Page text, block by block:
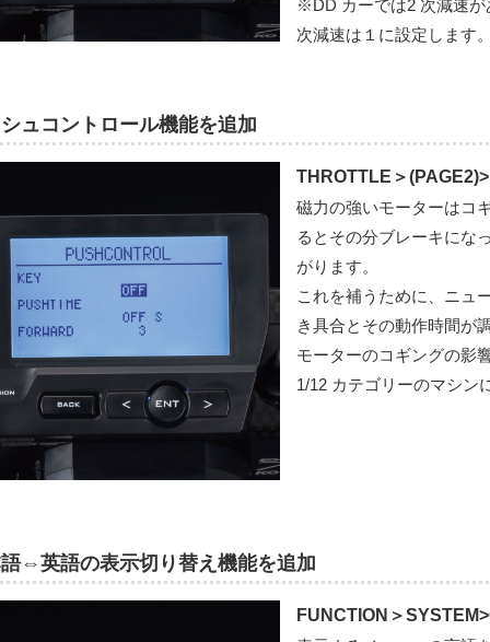
※DD カーでは2 次減速が
次減速は１に設定します
ュコントロール機能を追加
THROTTLE＞
磁力の強いモーターはコ
るとその分ブレーキにな
がります。
これを補うために、ニュ
き具合とその動作時間が
モーターのコギングの影
1/12 カテゴリーのマシン
⇔英語の表示切り替え機能を追加
FUNCTION＞